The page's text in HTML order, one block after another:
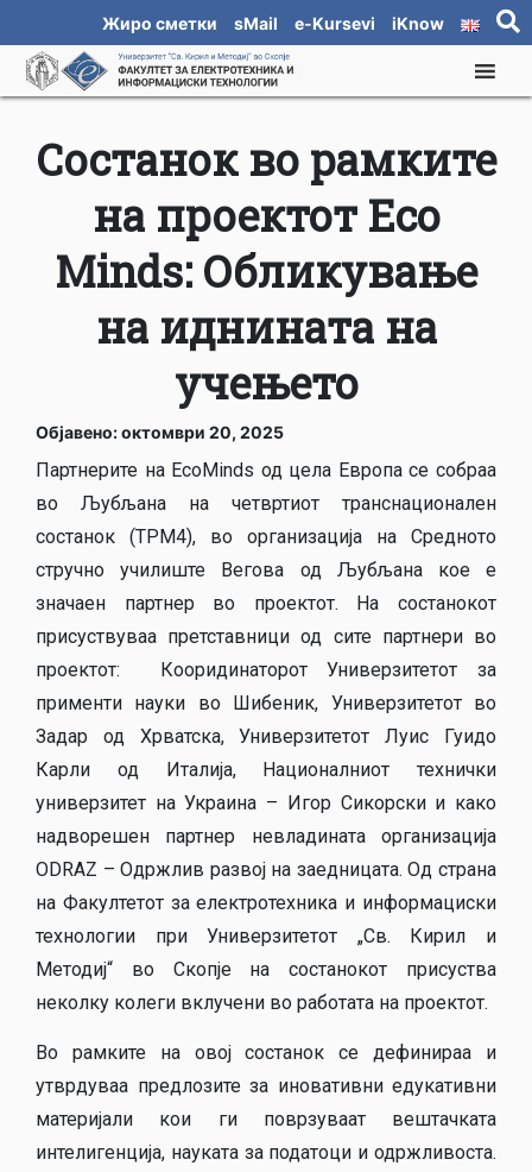
Жиро сметки sMail e-Kursevi iKnow
Состанок во рамките
на проектот Eco
Minds: Обликување
на иднината на
учењето
Објавено: октомври 20, 2025
Партнерите на EcoMinds од цела Европа се собраа
во Љубљана на четвртиот транснационален
состанок (TPM4), во организација на Средното
стручно училиште Вегова од Љубљана кое е
значаен партнер во проектот. На состанокот
присуствуваа претставници од сите партнери во
проектот: Кооридинаторот Универзитетот за
применти науки во Шибеник, Универзитетот во
Задар од Хрватска, Универзитетот Луис Гуидо
Карли од Италија, Националниот технички
универзитет на Украина – Игор Сикорски и како
надворешен партнер невладината организација
ODRAZ – Одржлив развој на заедницата. Од страна
на Факултетот за електротехника и информациски
технологии при Универзитетот „Св. Кирил и
Методиј“ во Скопје на состанокот присуства
неколку колеги вклучени во работата на проектот.
Во рамките на овој состанок се дефинираа и
утврдуваа предлозите за иновативни едукативни
материјали кои ги поврзуваат вештачката
интелигенција, науката за податоци и одржливоста.